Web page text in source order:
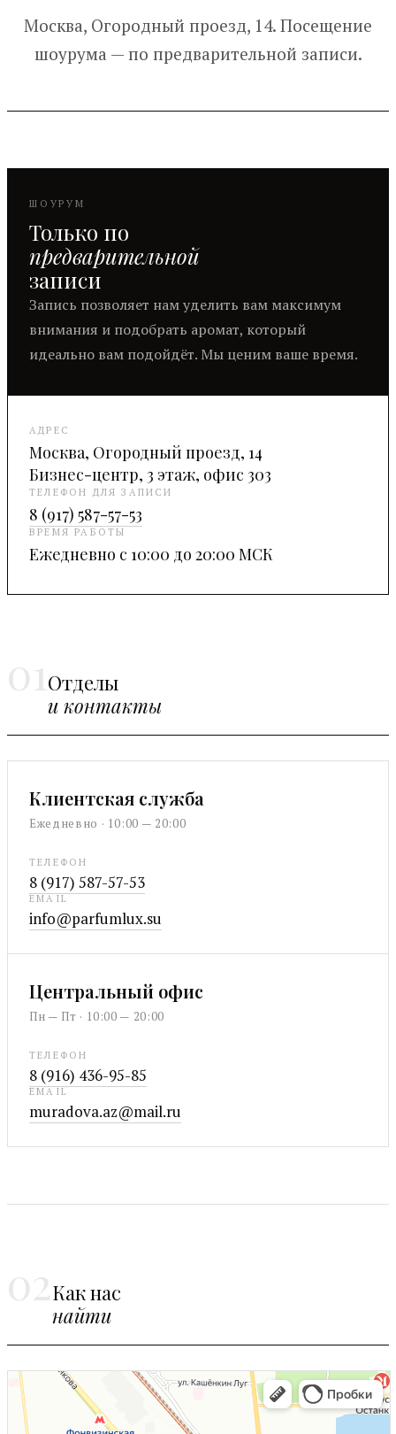
Москва, Огородный проезд, 14. Посещение
шоурума — по предварительной записи.
ШОУРУМ
Только по
предварительной
записи
Запись позволяет нам уделить вам максимум
внимания и подобрать аромат, который
идеально вам подойдёт. Мы ценим ваше время.
АДРЕС
Москва, Огородный проезд, 14
Бизнес-центр, 3 этаж, офис 303
ТЕЛЕФОН ДЛЯ ЗАПИСИ
8 (917) 587-57-53
ВРЕМЯ РАБОТЫ
Ежедневно с 10:00 до 20:00 МСК
Отделы
и контакты
Клиентская служба
Ежедневно · 10:00 — 20:00
ТЕЛЕФОН
8 (917) 587-57-53
EMAIL
info@parfumlux.su
Центральный офис
Пн — Пт · 10:00 — 20:00
ТЕЛЕФОН
8 (916) 436-95-85
EMAIL
muradova.az@mail.ru
Как нас
найти